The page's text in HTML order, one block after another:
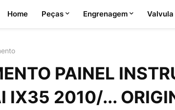
Home Peças Engrenagem Valvula
PAINEL
IX35 2010/...